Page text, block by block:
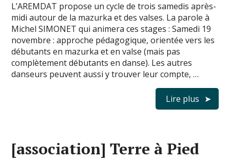
L’AREMDAT propose un cycle de trois samedis après-
midi autour de la mazurka et des valses. La parole à
Michel SIMONET qui animera ces stages : Samedi 19
novembre : approche pédagogique, orientée vers les
débutants en mazurka et en valse (mais pas
complètement débutants en danse). Les autres
danseurs peuvent aussi y trouver leur compte, …
Lire plus
[association] Terre à Pied